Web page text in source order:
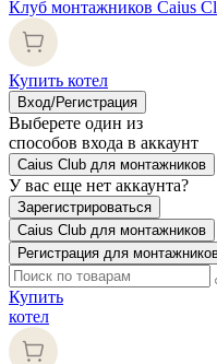
Клуб монтажников Caius
Купить котел
Вход/Регистрация
Выберете один из
способов входа в аккаунт
Caius Club для монтажников
У вас еще нет аккаунта?
Зарегистрироваться
Caius Club для монтажников
Регистрация для
Купить
котел